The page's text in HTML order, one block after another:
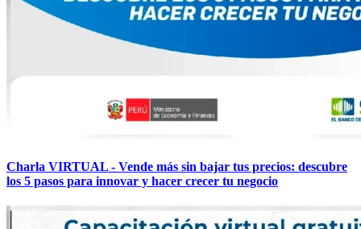
Charla VIRTUAL - Vende más sin bajar tus precios: descubre
los 5 pasos para innovar y hacer crecer tu negocio